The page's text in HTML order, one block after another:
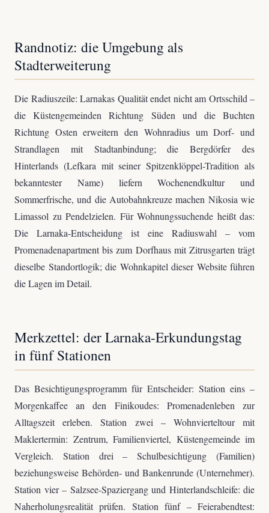
Randnotiz: die Umgebung als
Stadterweiterung
Die Radiuszeile: Larnakas Qualität endet nicht am Ortsschild –
die Küstengemeinden Richtung Süden und die Buchten
Richtung Osten erweitern den Wohnradius um Dorf- und
Strandlagen mit Stadtanbindung; die Bergdörfer des
Hinterlands (Lefkara mit seiner Spitzenklöppel-Tradition als
bekanntester Name) liefern Wochenendkultur und
Sommerfrische, und die Autobahnkreuze machen Nikosia wie
Limassol zu Pendelzielen. Für Wohnungssuchende heißt das:
Die Larnaka-Entscheidung ist eine Radiuswahl – vom
Promenadenapartment bis zum Dorfhaus mit Zitrusgarten trägt
dieselbe Standortlogik; die Wohnkapitel dieser Website führen
die Lagen im Detail.
Merkzettel: der Larnaka-Erkundungstag
in fünf Stationen
Das Besichtigungsprogramm für Entscheider: Station eins –
Morgenkaffee an den Finikoudes: Promenadenleben zur
Alltagszeit erleben. Station zwei – Wohnvierteltour mit
Maklertermin: Zentrum, Familienviertel, Küstengemeinde im
Vergleich. Station drei – Schulbesichtigung (Familien)
beziehungsweise Behörden- und Bankenrunde (Unternehmer).
Station vier – Salzsee-Spaziergang und Hinterlandschleife: die
Naherholungsrealität prüfen. Station fünf – Feierabendtest: